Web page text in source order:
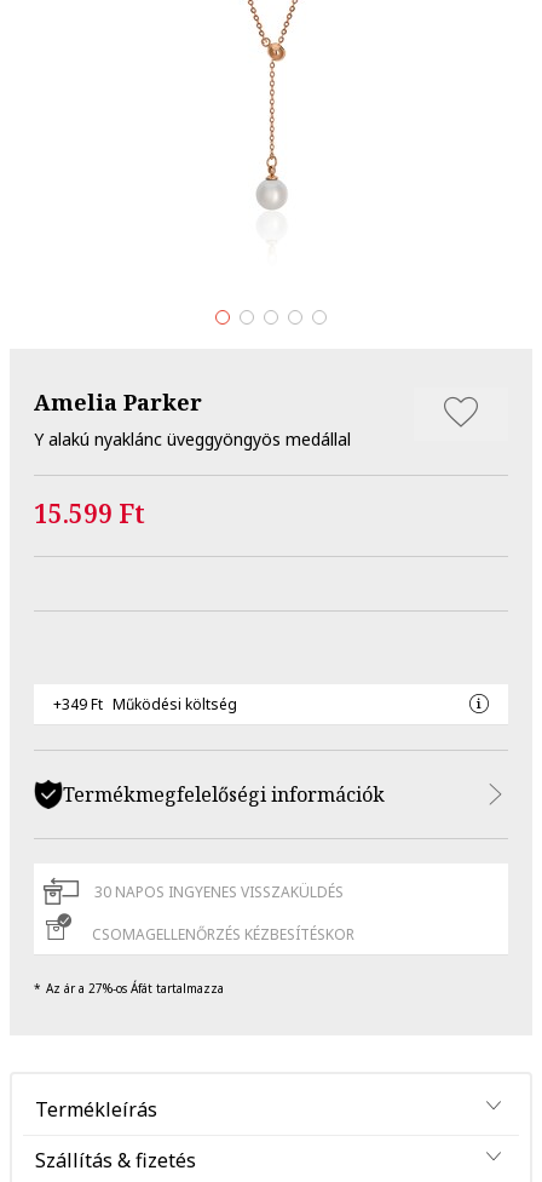
Amelia Parker
Y alakú nyaklánc üveggyöngyös medállal
15.599 Ft
+349 Ft Működési költség
Termékmegfelelőségi információk
30 NAPOS INGYENES VISSZAKÜLDÉS
CSOMAGELLENŐRZÉS KÉZBESÍTÉSKOR
Az ár a 27%-os Áfát tartalmazza
Termékleírás
Szállítás & fizetés